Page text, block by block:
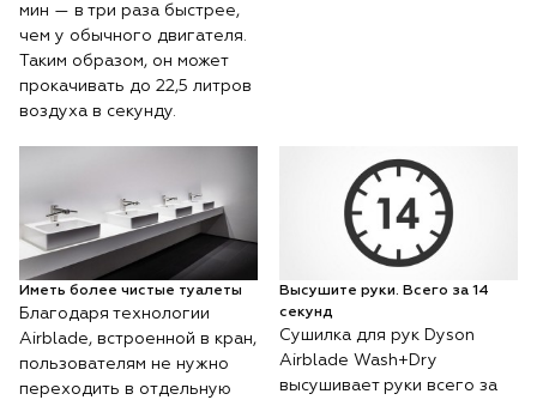
мин — в три раза быстрее,
чем у обычного двигателя.
Таким образом, он может
прокачивать до 22,5 литров
воздуха в секунду.
Иметь более чистые туалеты
Благодаря технологии
Airblade, встроенной в кран,
пользователям не нужно
переходить в отдельную
Высушите руки. Всего за 14
секунд
Сушилка для рук Dyson
Airblade Wash+Dry
высушивает руки всего за